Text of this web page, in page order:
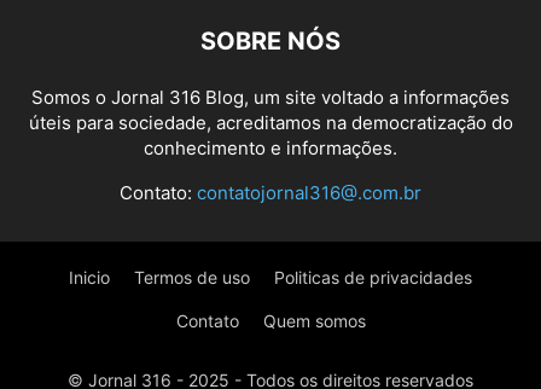
SOBRE NÓS
Somos o Jornal 316 Blog, um site voltado a informações
úteis para sociedade, acreditamos na democratização do
conhecimento e informações.
Contato: contatojornal316@.com.br
Inicio Termos de uso Politicas de privacidades
Contato Quem somos
© Jornal 316 - 2025 - Todos os direitos reservados